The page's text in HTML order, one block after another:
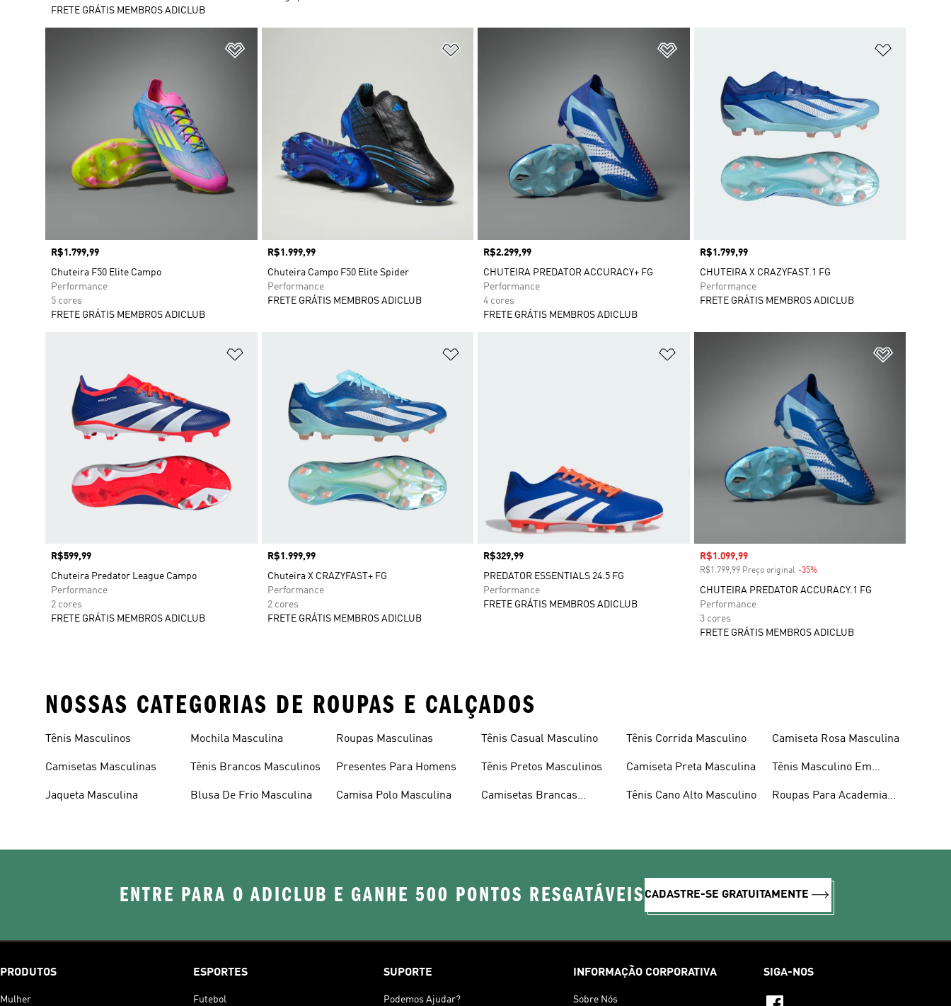
FRETE GRÁTIS MEMBROS ADICLUB
Preço
R$1.799,99
Chuteira F50 Elite Campo
Performance
5 cores
FRETE GRÁTIS MEMBROS ADICLUB
Preço
R$1.999,99
Chuteira Campo F50 Elite Spider
Performance
FRETE GRÁTIS MEMBROS ADICLUB
Preço
R$2.299,99
CHUTEIRA PREDATOR ACCURACY+ FG
Performance
4 cores
FRETE GRÁTIS MEMBROS ADICLUB
Preço
R$1.799,99
CHUTEIRA X CRAZYFAST.1 FG
Performance
FRETE GRÁTIS MEMBROS ADICLUB
Preço
R$599,99
Chuteira Predator League Campo
Performance
2 cores
FRETE GRÁTIS MEMBROS ADICLUB
Preço
R$1.999,99
Chuteira X CRAZYFAST+ FG
Performance
2 cores
FRETE GRÁTIS MEMBROS ADICLUB
Preço
R$329,99
PREDATOR ESSENTIALS 24.5 FG
Performance
FRETE GRÁTIS MEMBROS ADICLUB
Preço com desconto
R$1.099,99
R$1.799,99 Preço original -35%Desconto
CHUTEIRA PREDATOR ACCURACY.1 FG
Performance
3 cores
FRETE GRÁTIS MEMBROS ADICLUB
NOSSAS CATEGORIAS DE ROUPAS E CALÇADOS
Tênis Masculinos
Camisetas Masculinas
Jaqueta Masculina
Mochila Masculina
Tênis Brancos Masculinos
Blusa De Frio Masculina
Roupas Masculinas
Presentes Para Homens
Camisa Polo Masculina
Tênis Casual Masculino
Tênis Pretos Masculinos
Camisetas Brancas
Tênis Corrida Masculino
Camiseta Preta Masculina
Tênis Cano Alto Masculino
Camiseta Rosa Masculina
Tênis Masculino Em
Roupas Para Academia
ENTRE PARA O ADICLUB E GANHE 500 PONTOS RESGATÁVEIS CADASTRE-SE GRATUITAMENTE
PRODUTOS
Mulher
ESPORTES
Futebol
SUPORTE
Podemos Ajudar?
INFORMAÇÃO CORPORATIVA
Sobre Nós
SIGA-NOS